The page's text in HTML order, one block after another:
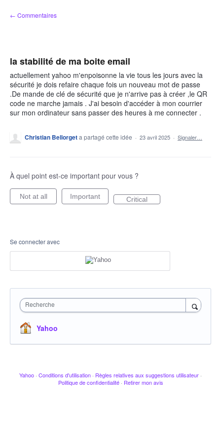
Aller
au
← Commentaires
la stabilité de ma boite email
actuellement yahoo m'enpoisonne la vie tous les jours avec la
sécurité je dois refaire chaque fois un nouveau mot de passe
.De mande de clé de sécurité que je n'arrive pas à créer ,le QR
code ne marche jamais . J'ai besoin d'accéder à mon courrier
sur mon ordinateur sans passer des heures à me connecter .
Christian Bellorgeta partagé cette idée · 23 avril 2025 · Signaler…
À quel point est-ce important pour vous ?
Not at all Important Critical
Se connecter avec
Recherche
Yahoo
Yahoo · Conditions d'utilisation · Règles relatives aux suggestions utilisateur ·
Politique de confidentialité · Retirer mon avis